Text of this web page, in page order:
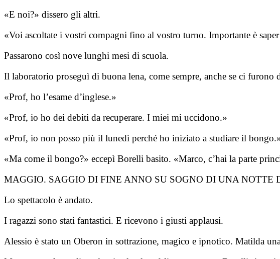
«E noi?» dissero gli altri.
«Voi ascoltate i vostri compagni fino al vostro turno. Importante è
Passarono così nove lunghi mesi di scuola.
Il laboratorio proseguì di buona lena, come sempre, anche se ci furono
«Prof, ho l’esame d’inglese.»
«Prof, io ho dei debiti da recuperare. I miei mi uccidono.»
«Prof, io non posso più il lunedì perché ho iniziato a studiare il
«Ma come il bongo?» eccepì Borelli basito. «Marco, c’hai la parte
MAGGIO. SAGGIO DI FINE ANNO SU SOGNO DI UNA NOTTE
Lo spettacolo è andato.
I ragazzi sono stati fantastici. E ricevono i giusti applausi.
Alessio è stato un Oberon in sottrazione, magico e ipnotico. Matilda